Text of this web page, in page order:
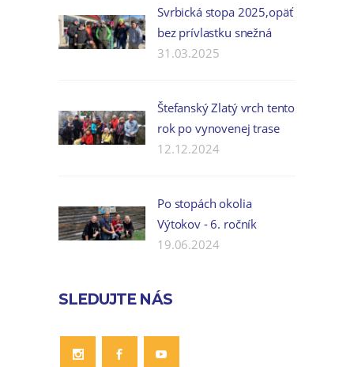
Svrbická stopa 2025,opäť
bez prívlastku snežná
31.03.2025
Štefanský Zlatý vrch tento
rok po vynovenej trase
12.12.2024
Po stopách okolia
Výtokov - 6. ročník
19.06.2024
SLEDUJTE NÁS